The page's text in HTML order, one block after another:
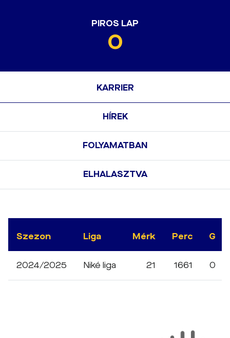
PIROS LAP
0
KARRIER
HÍREK
FOLYAMATBAN
ELHALASZTVA
Szezon Liga Mérk Perc G
2024/2025 Niké liga 21 1661 0